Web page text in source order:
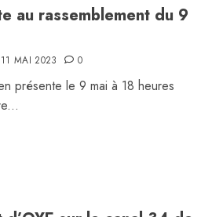
au rassemblement du 9
11 MAI 2023 0
présente le 9 mai à 18 heures